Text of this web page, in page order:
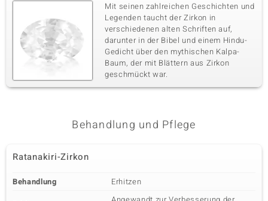
Mit seinen zahlreichen Geschichten und
Legenden taucht der Zirkon in
verschiedenen alten Schriften auf,
darunter in der Bibel und einem Hindu-
Gedicht über den mythischen Kalpa-
Baum, der mit Blättern aus Zirkon
geschmückt war.
Behandlung und Pflege
Ratanakiri-Zirkon
Behandlung Erhitzen